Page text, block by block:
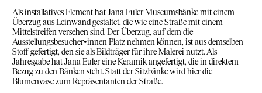
Als installatives Element hat Jana Euler Museumsbänke mit einem
Überzug aus Leinwand gestaltet, die wie eine Straße mit einem
Mittelstreifen versehen sind. Der Überzug, auf dem die
Ausstellungsbesucher•innen Platz nehmen können, ist aus demselben
Stoff gefertigt, den sie als Bildträger für ihre Malerei nutzt. Als
Jahresgabe hat Jana Euler eine Keramik angefertigt, die in direktem
Bezug zu den Bänken steht. Statt der Sitzbänke wird hier die
Blumenvase zum Repräsentanten der Straße.